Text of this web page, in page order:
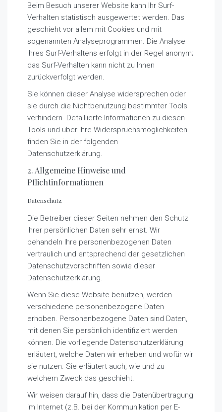
Beim Besuch unserer Website kann Ihr Surf-
Verhalten statistisch ausgewertet werden. Das
geschieht vor allem mit Cookies und mit
sogenannten Analyseprogrammen. Die Analyse
Ihres Surf-Verhaltens erfolgt in der Regel anonym;
das Surf-Verhalten kann nicht zu Ihnen
zurückverfolgt werden.
Sie können dieser Analyse widersprechen oder
sie durch die Nichtbenutzung bestimmter Tools
verhindern. Detaillierte Informationen zu diesen
Tools und über Ihre Widerspruchsmöglichkeiten
finden Sie in der folgenden
Datenschutzerklärung.
2. Allgemeine Hinweise und
Pflichtinformationen
Datenschutz
Die Betreiber dieser Seiten nehmen den Schutz
Ihrer persönlichen Daten sehr ernst. Wir
behandeln Ihre personenbezogenen Daten
vertraulich und entsprechend der gesetzlichen
Datenschutzvorschriften sowie dieser
Datenschutzerklärung.
Wenn Sie diese Website benutzen, werden
verschiedene personenbezogene Daten
erhoben. Personenbezogene Daten sind Daten,
mit denen Sie persönlich identifiziert werden
können. Die vorliegende Datenschutzerklärung
erläutert, welche Daten wir erheben und wofür wir
sie nutzen. Sie erläutert auch, wie und zu
welchem Zweck das geschieht.
Wir weisen darauf hin, dass die Datenübertragung
im Internet (z.B. bei der Kommunikation per E-